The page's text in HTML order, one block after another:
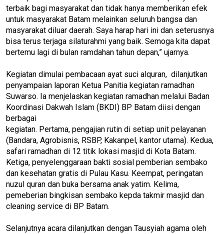
terbaik bagi masyarakat dan tidak hanya memberikan efek
untuk masyarakat Batam melainkan seluruh bangsa dan
masyarakat diluar daerah. Saya harap hari ini dan seterusnya
bisa terus terjaga silaturahmi yang baik. Semoga kita dapat
bertemu lagi di bulan ramdahan tahun depan,” ujarnya.
Kegiatan dimulai pembacaan ayat suci alquran, dilanjutkan
penyampaian laporan Ketua Panitia kegiatan ramadhan
Suwarso. Ia menjelaskan kegiatan ramadhan melalui Badan
Koordinasi Dakwah Islam (BKDI) BP Batam diisi dengan
berbagai
kegiatan. Pertama, pengajian rutin di setiap unit pelayanan
(Bandara, Agrobisnis, RSBP, Kakanpel, kantor utama). Kedua,
safari ramadhan di 12 titik lokasi masjid di Kota Batam.
Ketiga, penyelenggaraan bakti sosial pemberian sembako
dan kesehatan gratis di Pulau Kasu. Keempat, peringatan
nuzul quran dan buka bersama anak yatim. Kelima,
pemeberian bingkisan sembako kepda takmir masjid dan
cleaning service di BP Batam.
Selanjutnya acara dilanjutkan dengan Tausyiah agama oleh